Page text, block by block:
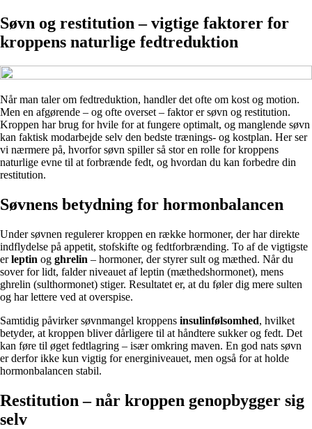
Søvn og restitution – vigtige faktorer for
kroppens naturlige fedtreduktion
Når man taler om fedtreduktion, handler det ofte om kost og motion.
Men en afgørende – og ofte overset – faktor er søvn og restitution.
Kroppen har brug for hvile for at fungere optimalt, og manglende søvn
kan faktisk modarbejde selv den bedste trænings- og kostplan. Her ser
vi nærmere på, hvorfor søvn spiller så stor en rolle for kroppens
naturlige evne til at forbrænde fedt, og hvordan du kan forbedre din
restitution.
Søvnens betydning for hormonbalancen
Under søvnen regulerer kroppen en række hormoner, der har direkte
indflydelse på appetit, stofskifte og fedtforbrænding. To af de vigtigste
erleptin og ghrelin – hormoner, der styrer sult og mæthed. Når du
sover for lidt, falder niveauet af leptin (mæthedshormonet), mens
ghrelin (sulthormonet) stiger. Resultatet er, at du føler dig mere sulten
og har lettere ved at overspise.
Samtidig påvirker søvnmangel kroppens insulinfølsomhed, hvilket
betyder, at kroppen bliver dårligere til at håndtere sukker og fedt. Det
kan føre til øget fedtlagring – især omkring maven. En god nats søvn
er derfor ikke kun vigtig for energiniveauet, men også for at holde
hormonbalancen stabil.
Restitution – når kroppen genopbygger sig
selv